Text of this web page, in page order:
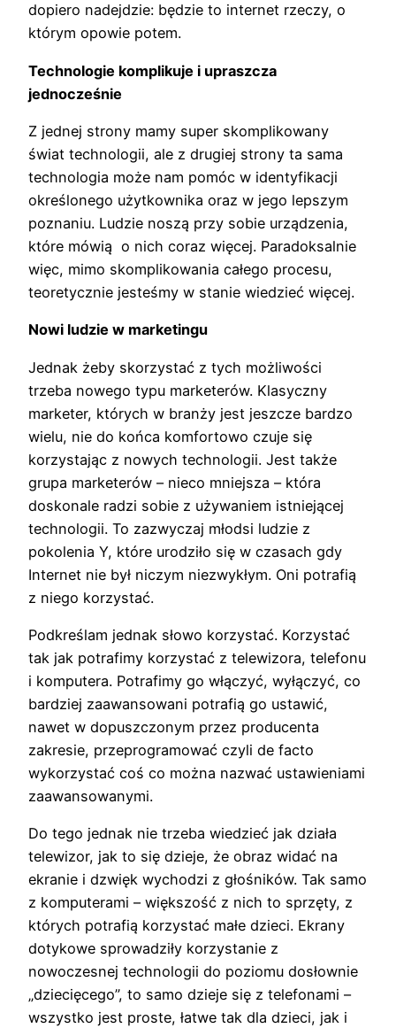
dopiero nadejdzie: będzie to internet rzeczy, o
którym opowie potem.
Technologie komplikuje i upraszcza
jednocześnie
Z jednej strony mamy super skomplikowany
świat technologii, ale z drugiej strony ta sama
technologia może nam pomóc w identyfikacji
określonego użytkownika oraz w jego lepszym
poznaniu. Ludzie noszą przy sobie urządzenia,
które mówią o nich coraz więcej. Paradoksalnie
więc, mimo skomplikowania całego procesu,
teoretycznie jesteśmy w stanie wiedzieć więcej.
Nowi ludzie w marketingu
Jednak żeby skorzystać z tych możliwości
trzeba nowego typu marketerów. Klasyczny
marketer, których w branży jest jeszcze bardzo
wielu, nie do końca komfortowo czuje się
korzystając z nowych technologii. Jest także
grupa marketerów – nieco mniejsza – która
doskonale radzi sobie z używaniem istniejącej
technologii. To zazwyczaj młodsi ludzie z
pokolenia Y, które urodziło się w czasach gdy
Internet nie był niczym niezwykłym. Oni potrafią
z niego korzystać.
Podkreślam jednak słowo korzystać. Korzystać
tak jak potrafimy korzystać z telewizora, telefonu
i komputera. Potrafimy go włączyć, wyłączyć, co
bardziej zaawansowani potrafią go ustawić,
nawet w dopuszczonym przez producenta
zakresie, przeprogramować czyli de facto
wykorzystać coś co można nazwać ustawieniami
zaawansowanymi.
Do tego jednak nie trzeba wiedzieć jak działa
telewizor, jak to się dzieje, że obraz widać na
ekranie i dzwięk wychodzi z głośników. Tak samo
z komputerami – większość z nich to sprzęty, z
których potrafią korzystać małe dzieci. Ekrany
dotykowe sprowadziły korzystanie z
nowoczesnej technologii do poziomu dosłownie
„dziecięcego”, to samo dzieje się z telefonami –
wszystko jest proste, łatwe tak dla dzieci, jak i